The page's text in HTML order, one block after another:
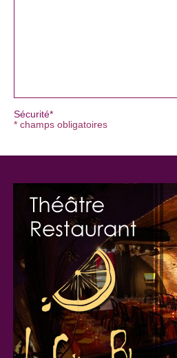
Sécurité*
* champs obligatoires